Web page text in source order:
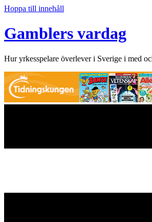
Hoppa till innehåll
Gamblers vardag
Hur yrkesspelare överlever i Sverige i med